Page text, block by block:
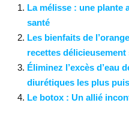
La mélisse : une plante
santé
Les bienfaits de
recettes délicieusement
Éliminez l’excès d’eau
diurétiques les plus
Le botox : Un allié